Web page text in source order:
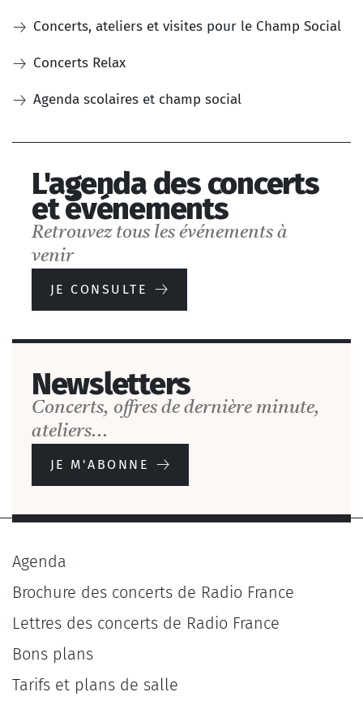
CONSULTER LA BROCHURE
Concerts, ateliers et visites pour le Champ Social
Concerts Relax
Agenda scolaires et champ social
L'agenda des concerts
et événements
Retrouvez tous les événements à
venir
JE CONSULTE
Newsletters
Concerts, offres de dernière minute,
ateliers...
JE M'ABONNE
Agenda
Brochure des concerts de Radio France
Lettres des concerts de Radio France
Bons plans
Tarifs et plans de salle